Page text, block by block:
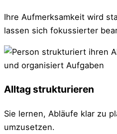
Ihre Aufmerksamkeit wird
lassen sich fokussierter
Alltag strukturieren
Sie lernen, Abläufe klar zu
umzusetzen.